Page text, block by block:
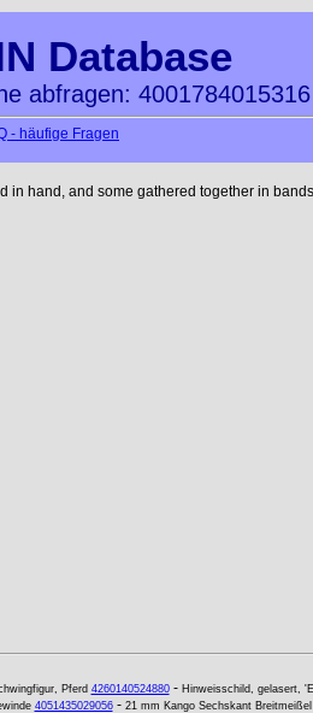
Database
abfragen: 4001784015316
- häufige Fragen
hand, and some gathered together in
Pferd 4260140524880- Hinweisschild, gelasert,
4051435029056- 21 mm Kango Sechskant